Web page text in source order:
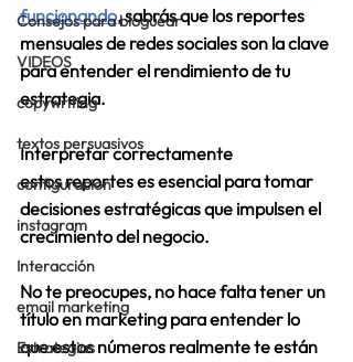
Consejos para bloguear
VIDEOS
copywriting
textos persuasivos
configuracion
instagram
Interacción
email marketing
Estrategias
funcionando, sabrás que los reportes
mensuales de redes sociales son la clave
para entender el rendimiento de tu
estrategia.
Interpretar correctamente
estos reportes es esencial para tomar
decisiones estratégicas que impulsen el
crecimiento del negocio.
No te preocupes, no hace falta tener un
título en marketing para entender lo
que estos números realmente te están